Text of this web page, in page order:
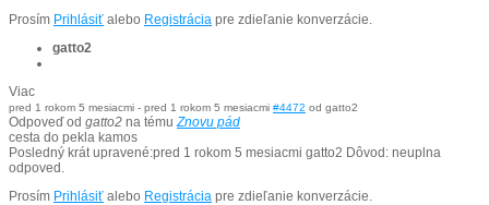
Prosím Prihlásiť alebo Registrácia pre zdieľanie konverzácie.
gatto2
Viac
pred 1 rokom 5 mesiacmi - pred 1 rokom 5 mesiacmi #4472 od gatto2
Odpoveď od gatto2 na témuZnovu pád
cesta do pekla kamos
Posledný krát upravené:pred 1 rokom 5 mesiacmi gatto2 Dôvod: neuplna
odpoved.
Prosím Prihlásiť alebo Registrácia pre zdieľanie konverzácie.